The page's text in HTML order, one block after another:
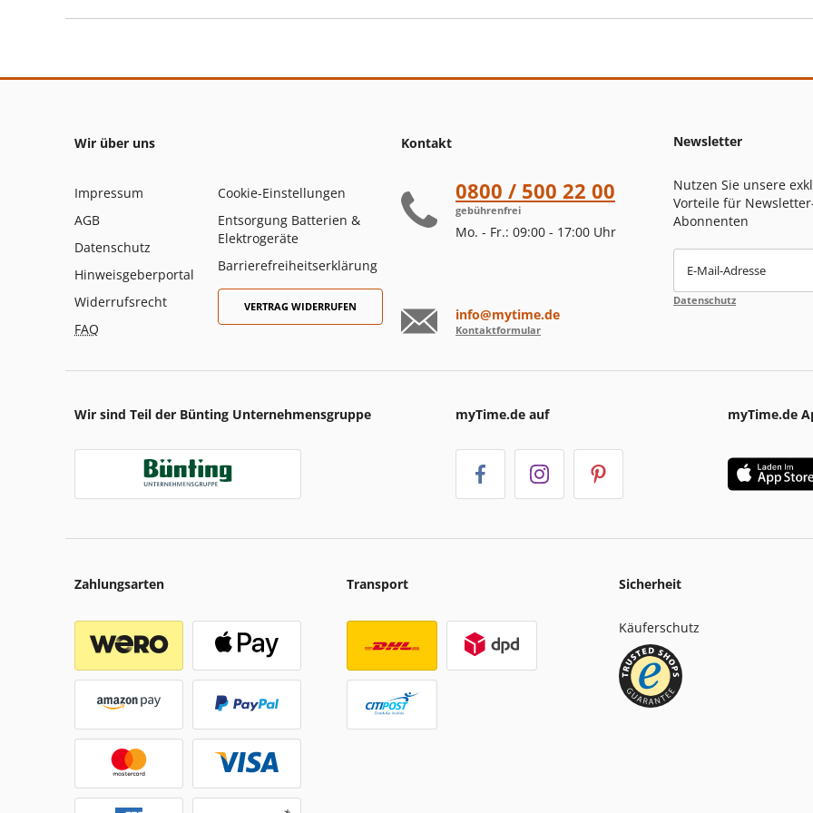
Wir über uns
Impressum
AGB
Datenschutz
Hinweisgeberportal
Widerrufsrecht
FAQ
Cookie-Einstellungen
Entsorgung Batterien &
Elektrogeräte
Barrierefreiheitserklärung
VERTRAG WIDERRUFEN
Kontakt
0800 / 500 22 00
gebührenfrei
Mo. - Fr.: 09:00 - 17:00 Uhr
info@mytime.de
Kontaktformular
Newsletter
Nutzen Sie unsere
Vorteile für
Abonnenten
E-Mail-Adresse
Datenschutz
Wir sind Teil der Bünting Unternehmensgruppe myTime.de auf myTime.de
Zahlungsarten Transport Sicherheit
Käuferschutz